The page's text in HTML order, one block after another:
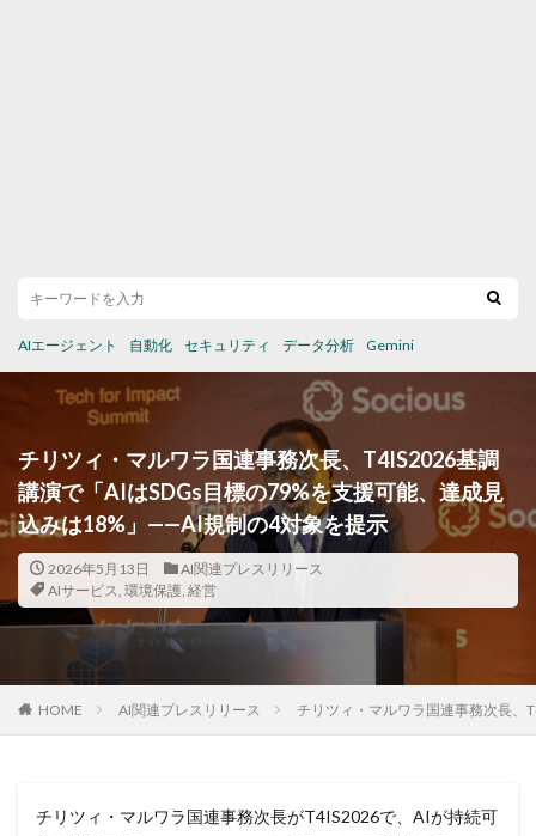
AIエージェント 自動化 セキュリティ データ分析 Gemini
チリツィ・マルワラ国連事務次長、T4IS2026基調
講演で「AIはSDGs目標の79%を支援可能、達成見
込みは18%」——AI規制の4対象を提示
2026年5月13日
AI関連プレスリリース
AIサービス, 環境保護, 経営
HOME AI関連プレスリリース チリツィ・マルワラ国連事務次長、
チリツィ・マルワラ国連事務次長がT4IS2026で、AIが持続可